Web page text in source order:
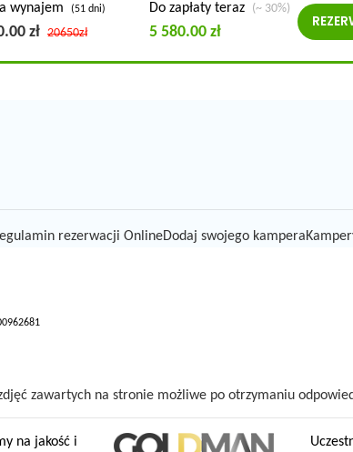
wynajem (51 dni)
zł 20650zł
Do zapłaty teraz (~ 30%)
5 580.00 zł
rezerwacji OnlineDodaj swojego kampera
zawartych na stronie możliwe po otrzymaniu
na jakość i